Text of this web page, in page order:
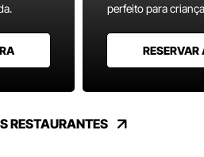
perfeito para
RESERVAR
RESTAURANTES